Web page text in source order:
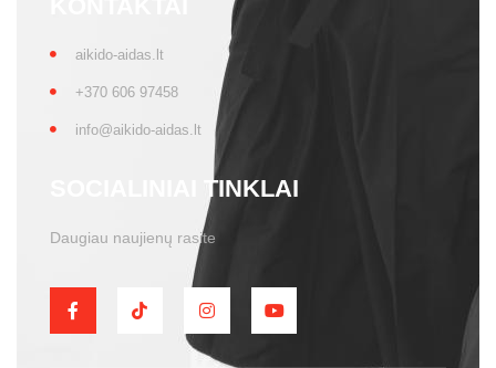
aikido-aidas.lt
+370 606 97458
info@aikido-aidas.lt
SOCIALINIAI TINKLAI
Daugiau naujienų rasite